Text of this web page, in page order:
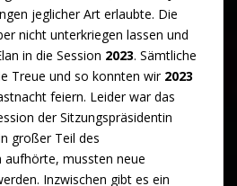
jeglicher Art erlaubte. Die
nicht unterkriegen lassen und
in die Session 2023. Sämtliche
Treue und so konnten wir 2023
feiern. Leider war das
der Sitzungspräsidentin
großer Teil des
aufhörte, mussten neue
Inzwischen gibt es ein